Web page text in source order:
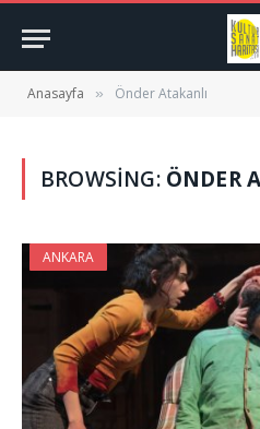
Anasayfa » Önder Atakanlı
BROWSING: ÖNDER
ANKARA